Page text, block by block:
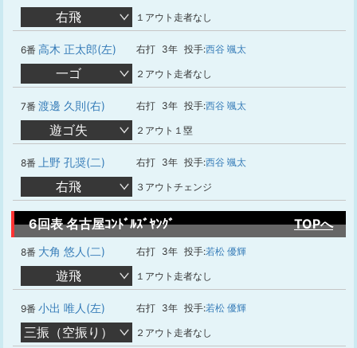
右飛 １アウト走者なし
6番 高木 正太郎(左) 右打 3年 投手:西谷 颯太
一ゴ ２アウト走者なし
7番 渡邊 久則(右) 右打 3年 投手:西谷 颯太
遊ゴ失 ２アウト１塁
8番 上野 孔奨(二) 右打 3年 投手:西谷 颯太
右飛 ３アウトチェンジ
6回表 名古屋ｺﾝﾄﾞﾙｽﾞﾔﾝｸﾞ TOPへ
8番 大角 悠人(二) 右打 3年 投手:若松 優輝
遊飛 １アウト走者なし
9番 小出 唯人(左) 右打 3年 投手:若松 優輝
三振（空振り） ２アウト走者なし